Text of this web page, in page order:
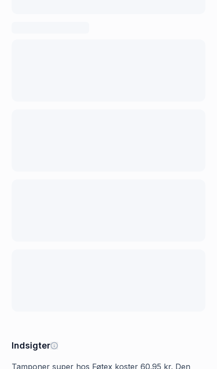
Indsigter
Tamponer super hos Føtex koster 60.95 kr. Den